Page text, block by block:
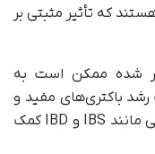
که تأثیر مثبتی بر
شده ممکن است به
رشد باکتری‌های مفید و
حتی بهبود علائم برخی بیماری‌های گوارشی مانند IBS و IBD کمک